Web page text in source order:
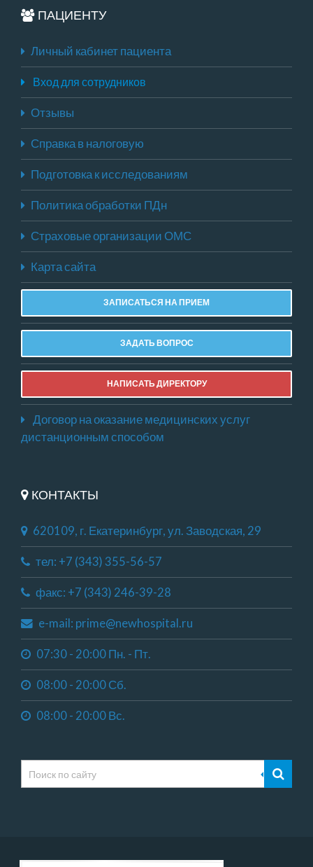
ПАЦИЕНТУ
Личный кабинет пациента
Вход для сотрудников
Отзывы
Справка в налоговую
Подготовка к исследованиям
Политика обработки ПДн
Страховые организации ОМС
Карта сайта
ЗАПИСАТЬСЯ НА ПРИЕМ
ЗАДАТЬ ВОПРОС
НАПИСАТЬ ДИРЕКТОРУ
Договор на оказание медицинских услуг
дистанционным способом
КОНТАКТЫ
620109, г. Екатеринбург, ул. Заводская, 29
тел: +7 (343) 355-56-57
факс: +7 (343) 246-39-28
e-mail: prime@newhospital.ru
07:30 - 20:00 Пн. - Пт.
08:00 - 20:00 Сб.
08:00 - 20:00 Вс.